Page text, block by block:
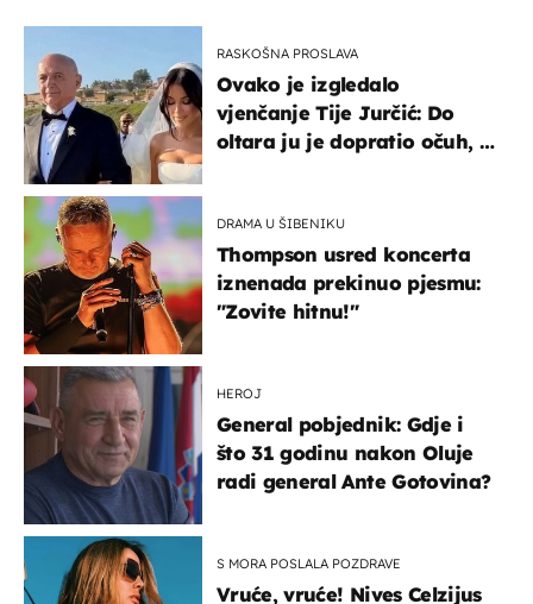
RASKOŠNA PROSLAVA
Ovako je izgledalo
vjenčanje Tije Jurčić: Do
oltara ju je dopratio očuh, a
DRAMA U ŠIBENIKU
Thompson usred koncerta
iznenada prekinuo pjesmu:
"Zovite hitnu!"
HEROJ
General pobjednik: Gdje i
što 31 godinu nakon Oluje
radi general Ante Gotovina?
S MORA POSLALA POZDRAVE
Vruće, vruće! Nives Celzijus